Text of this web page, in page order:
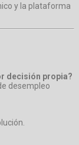
y la plataforma
decisión propia?
desempleo